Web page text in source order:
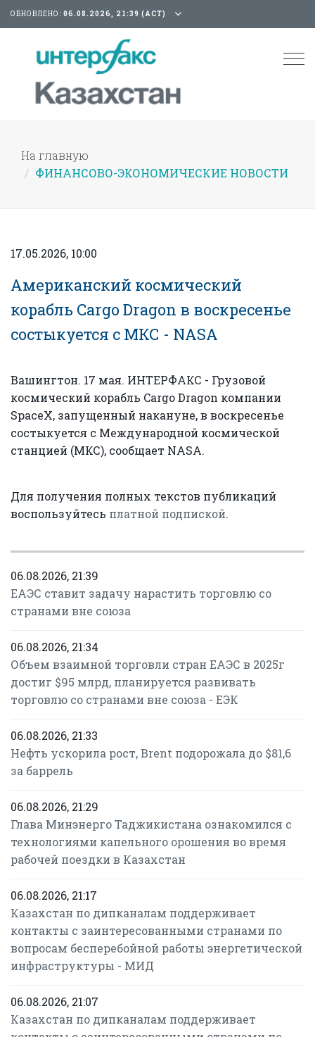
ОБНОВЛЕНО: 06.08.2026, 21:39 (АСТ)
На главную
ФИНАНСОВО-ЭКОНОМИЧЕСКИЕ НОВОСТИ
17.05.2026, 10:00
Американский космический
корабль Cargo Dragon в воскресенье
состыкуется с МКС - NASA
Вашингтон. 17 мая. ИНТЕРФАКС - Грузовой
космический корабль Cargo Dragon компании
SpaceX, запущенный накануне, в воскресенье
состыкуется с Международной космической
станцией (МКС), сообщает NASA.
Для получения полных текстов публикаций
воспользуйтесь платной подпиской.
06.08.2026, 21:39
ЕАЭС ставит задачу нарастить торговлю со
странами вне союза
06.08.2026, 21:34
Объем взаимной торговли стран ЕАЭС в 2025г
достиг $95 млрд, планируется развивать
торговлю со странами вне союза - ЕЭК
06.08.2026, 21:33
Нефть ускорила рост, Brent подорожала до $81,6
за баррель
06.08.2026, 21:29
Глава Минэнерго Таджикистана ознакомился с
технологиями капельного орошения во время
рабочей поездки в Казахстан
06.08.2026, 21:17
Казахстан по дипканалам поддерживает
контакты с заинтересованными странами по
вопросам бесперебойной работы энергетической
инфраструктуры - МИД
06.08.2026, 21:07
Казахстан по дипканалам поддерживает